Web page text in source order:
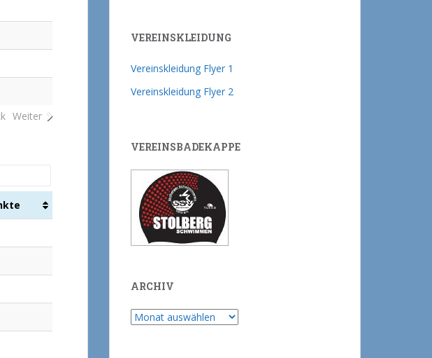
Weiter
VEREINSKLEIDUNG
Vereinskleidung Flyer 1
Vereinskleidung Flyer 2
VEREINSBADEKAPPE
ARCHIV
Archiv